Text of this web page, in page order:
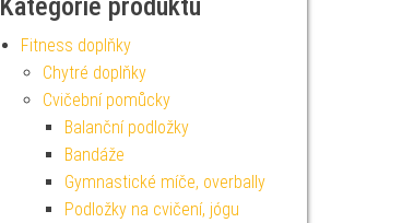
Kategorie produktu
Fitness doplňky
Chytré doplňky
Cvičební pomůcky
Balanční podložky
Bandáže
Gymnastické míče, overbally
Podložky na cvičení, jógu